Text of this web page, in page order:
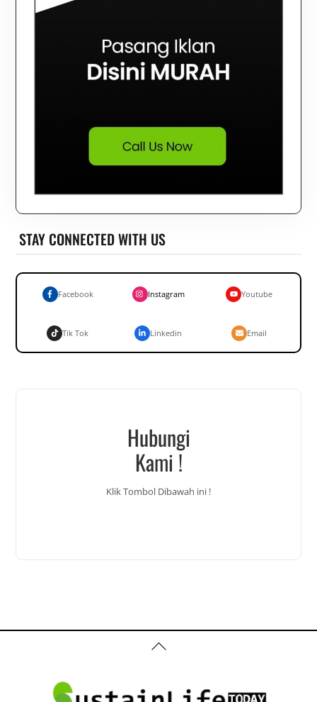
STAY CONNECTED WITH US
Facebook Instagram Youtube
Tik Tok Linkedin Email
Hubungi
Kami !
Klik Tombol Dibawah ini !
Back
To